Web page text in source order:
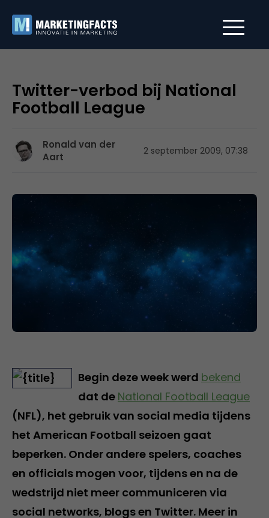
Twitter-verbod bij National
Football League
Ronald van der
Aart
2 september 2009, 07:38
Begin deze week werd bekend
dat de National Football League
(NFL), het gebruik van social media tijdens
het American Football seizoen gaat
beperken. Onder andere spelers, coaches
en officials mogen voor, tijdens en na de
wedstrijd niet meer communiceren via
social networks, blogs en Twitter. Meer in